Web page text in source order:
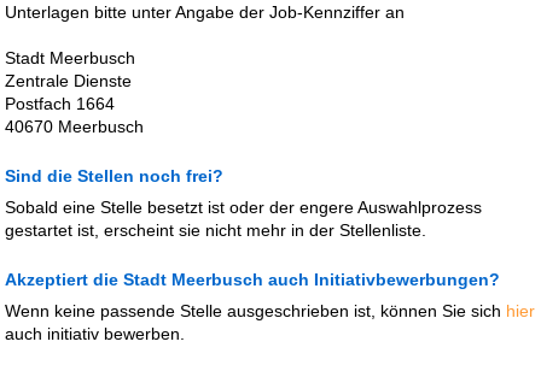
Unterlagen bitte unter Angabe der Job-Kennziffer an
Stadt Meerbusch
Zentrale Dienste
Postfach 1664
40670 Meerbusch
Sind die Stellen noch frei?
Sobald eine Stelle besetzt ist oder der engere Auswahlprozess
gestartet ist, erscheint sie nicht mehr in der Stellenliste.
Akzeptiert die Stadt Meerbusch auch Initiativbewerbungen?
Wenn keine passende Stelle ausgeschrieben ist, können Sie sich hier
auch initiativ bewerben.